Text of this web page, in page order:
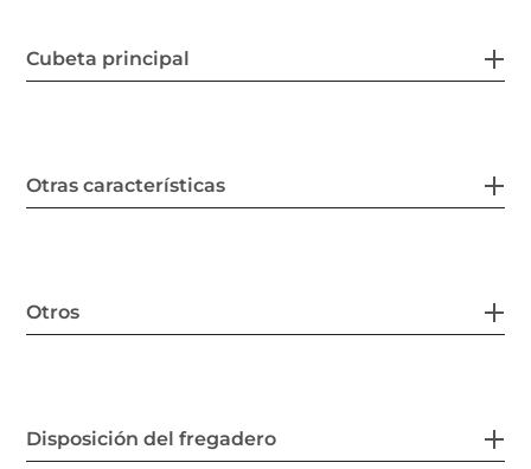
Cubeta principal
Otras características
Otros
Disposición del fregadero